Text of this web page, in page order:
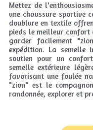
Mettez de
une chaussure sportive
doublure en textile
pieds le meilleur confort
garder facilement
expédition. La
soutien pour un
semelle extérieure
favorisant une foulée
"zion" est le
randonnée, explorer et